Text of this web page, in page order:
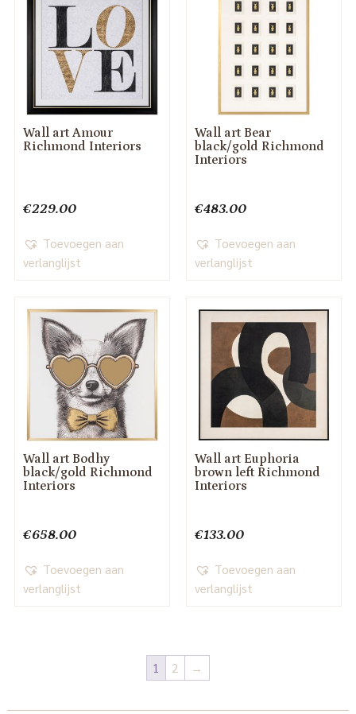
Wall art Amour
Richmond Interiors
€229.00
Toevoegen aan
verlanglijst
Wall art Bear
black/gold Richmond
Interiors
€483.00
Toevoegen aan
verlanglijst
Wall art Bodhy
black/gold Richmond
Interiors
€658.00
Toevoegen aan
verlanglijst
Wall art Euphoria
brown left Richmond
Interiors
€133.00
Toevoegen aan
verlanglijst
1 2 →